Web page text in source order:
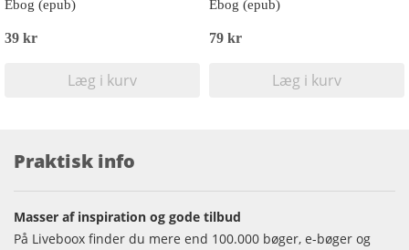
Ebog (epub)
39 kr
Læg i kurv
Ebog (epub)
79 kr
Læg i kurv
Praktisk info
Masser af inspiration og gode tilbud
På Liveboox finder du mere end 100.000 bøger, e-bøger og